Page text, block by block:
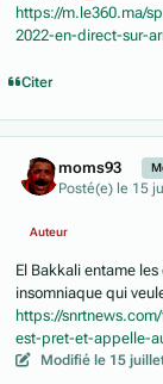
https://m.le360.ma/
2022-en-direct-sur-
Citer
moms93
Posté(e) le 15
Auteur
El Bakkali entame
insomniaque qui
https://
est-pret-et-appelle-
Modifiéle 15